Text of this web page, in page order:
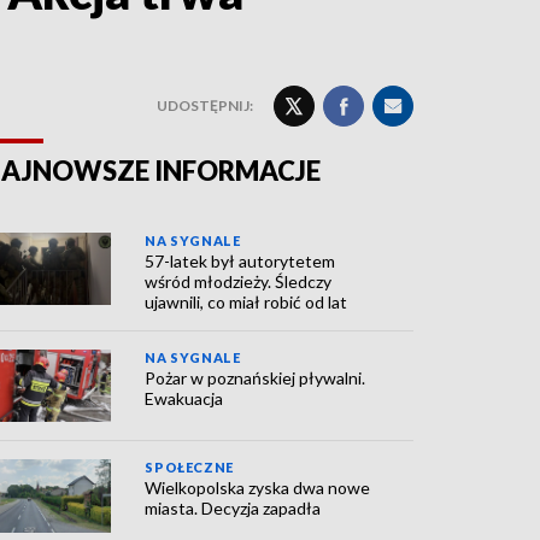
UDOSTĘPNIJ:
INFORMACJE
NA SYGNALE
57-latek był autorytetem
wśród młodzieży. Śledczy
ujawnili, co miał robić od lat
NA SYGNALE
Pożar w poznańskiej pływalni.
Ewakuacja
SPOŁECZNE
Wielkopolska zyska dwa nowe
miasta. Decyzja zapadła